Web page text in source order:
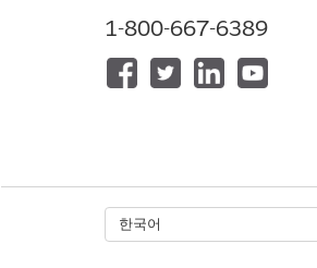
자
고객
가능
차량
여
하여
1-800-667-6389
한국어